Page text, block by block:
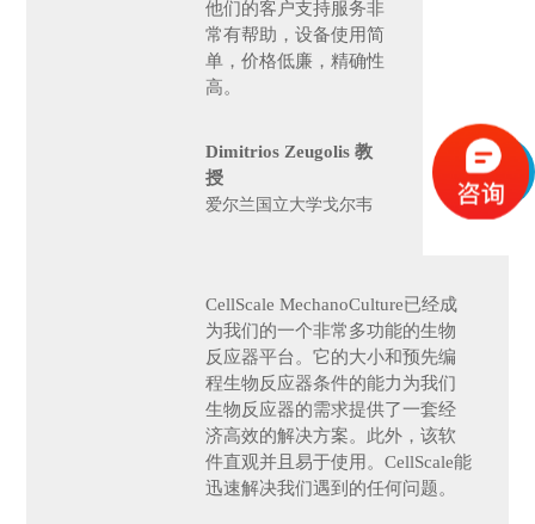
他们的客户支持服务非
常有帮助，设备使用简
单，价格低廉，精确性
高。
Dimitrios Zeugolis 教
授
爱尔兰国立大学戈尔韦
CellScale MechanoCulture已经成
为我们的一个非常多功能的生物
反应器平台。它的大小和预先编
程生物反应器条件的能力为我们
生物反应器的需求提供了一套经
济高效的解决方案。此外，该软
件直观并且易于使用。CellScale能
迅速解决我们遇到的任何问题。